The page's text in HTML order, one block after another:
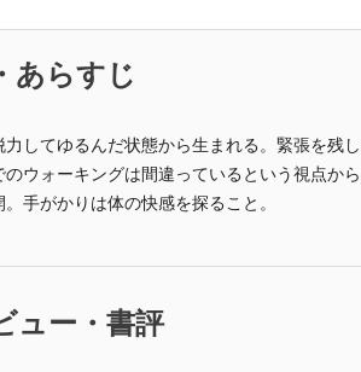
あらすじ
力してゆるんだ状態から生まれる。緊張を残
のウォーキングは間違っているという視点か
手がかりは体の快感を探ること。
ュー・書評